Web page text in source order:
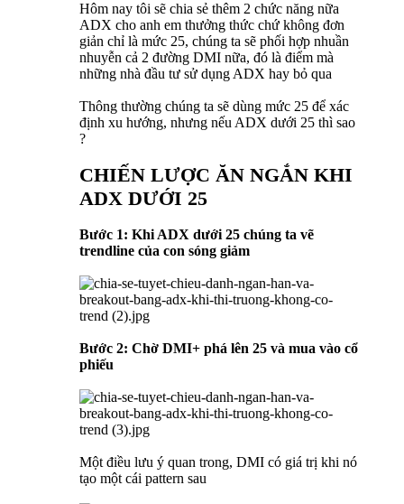
Hôm nay tôi sẽ chia sẻ thêm 2 chức năng nữa
ADX cho anh em thưởng thức chứ không đơn
giản chỉ là mức 25, chúng ta sẽ phối hợp nhuần
nhuyễn cả 2 đường DMI nữa, đó là điểm mà
những nhà đầu tư sử dụng ADX hay bỏ qua
Thông thường chúng ta sẽ dùng mức 25 để xác
định xu hướng, nhưng nếu ADX dưới 25 thì sao
?
CHIẾN LƯỢC ĂN NGẮN KHI
ADX DƯỚI 25
Bước 1: Khi ADX dưới 25 chúng ta vẽ
trendline của con sóng giảm
Bước 2: Chờ DMI+ phá lên 25 và mua vào cổ
phiếu
Một điều lưu ý quan trong, DMI có giá trị khi nó
tạo một cái pattern sau